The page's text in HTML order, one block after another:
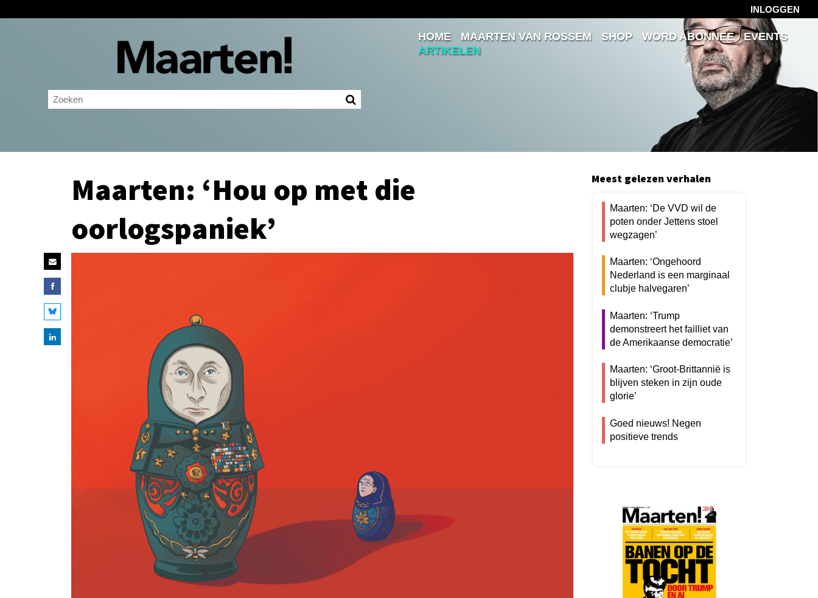
INLOGGEN
Inloggen
Ingelogd blijven
HOME MAARTEN VAN ROSSEM SHOP WORD ABONNEE
EVENTS
ARTIKELEN
Maarten: ‘Hou op met die
oorlogspaniek’
Meest gelezen verhalen
Maarten: ‘De VVD wil de
poten onder Jettens stoel
wegzagen’
Maarten: ‘Ongehoord
Nederland is een marginaal
clubje halvegaren’
Maarten: ‘Trump
demonstreert het failliet van
de Amerikaanse democratie’
Maarten: ‘Groot-Brittannië is
blijven steken in zijn oude
glorie’
Goed nieuws! Negen
positieve trends